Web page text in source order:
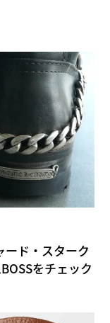
ード・スターク
をチェック